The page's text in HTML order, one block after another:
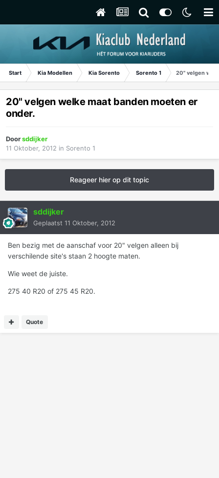
Start Kia Modellen Kia Sorento Sorento 1 20" velgen
20" velgen welke maat banden moeten er
onder.
Doorsddijker
11 Oktober, 2012 in Sorento 1
Reageer hier op dit topic
sddijker
Geplaatst 11 Oktober, 2012
Ben bezig met de aanschaf voor 20" velgen alleen bij
verschilende site's staan 2 hoogte maten.
Wie weet de juiste.
275 40 R20 of 275 45 R20.
Quote